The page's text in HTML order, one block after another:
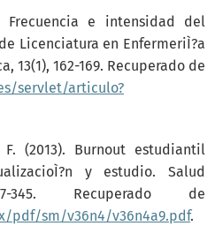
Frecuencia e intensidad del
Licenciatura en EnfermeriÌ?a
13(1), 162-169. Recuperado de
servlet/articulo?
(2013). Burnout estudiantil
y estudio. Salud
Recuperado de
pdf/sm/v36n4/v36n4a9.pdf.